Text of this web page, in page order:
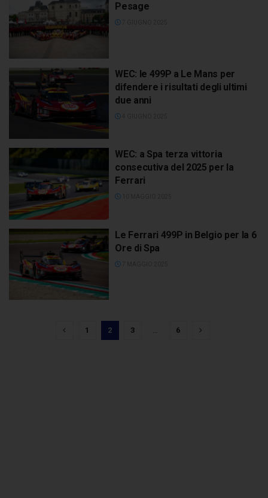
Pesage
WEC: le 499P a Le Mans per
difendere i risultati degli ultimi
due anni
WEC: a Spa terza vittoria
consecutiva del 2025 per la
Ferrari
Le Ferrari 499P in Belgio per la 6
Ore di Spa
1 2 3 … 6